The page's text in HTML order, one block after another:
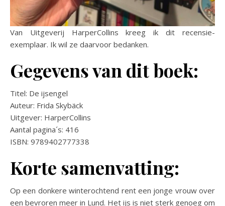
Van Uitgeverij HarperCollins kreeg ik dit recensie-
exemplaar. Ik wil ze daarvoor bedanken.
Gegevens van dit boek:
Titel: De ijsengel
Auteur: Frida Skybäck
Uitgever: HarperCollins
Aantal pagina´s: 416
ISBN: 9789402777338
Korte samenvatting:
Op een donkere winterochtend rent een jonge vrouw over
een bevroren meer in Lund. Het ijs is niet sterk genoeg om